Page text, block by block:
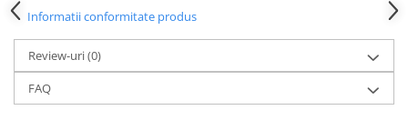
Vibratoare pentru beton
Aparate de Tăiat Gresie
Briceag multifuncțional
Ciocan
Informatii conformitate produs
Review-uri(0)
FAQ